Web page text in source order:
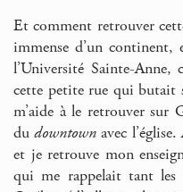
Et comment retrouver
immense d’un
l’Université Sainte-
cette petite rue qui butait
m’aide à le retrouver sur
dudowntown avec
et je retrouve mon
qui me rappelait tant les